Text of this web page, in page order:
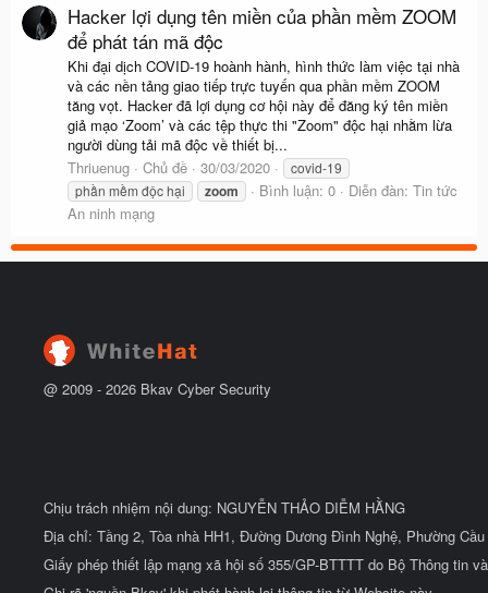
Hacker lợi dụng tên miền của phần mềm ZOOM
để phát tán mã độc
Khi đại dịch COVID-19 hoành hành, hình thức làm việc tại nhà
và các nền tảng giao tiếp trực tuyến qua phần mềm ZOOM
tăng vọt. Hacker đã lợi dụng cơ hội này để đăng ký tên miền
giả mạo ‘Zoom’ và các tệp thực thi "Zoom" độc hại nhằm lừa
người dùng tải mã độc về thiết bị...
Thriuenug
Chủ đề 30/03/2020
covid-19
phần mềm độc hại
zoom Bình luận: 0 Diễn đàn: Tin tức
An ninh mạng
@ 2009 - 2026 Bkav Cyber Security
Chịu trách nhiệm nội dung: NGUYỄN THẢO DIỄM HẰNG
Địa chỉ: Tầng 2, Tòa nhà HH1, Đường Dương Đình Nghệ, Phường
Giấy phép thiết lập mạng xã hội số 355/GP-BTTTT do Bộ Thông tin